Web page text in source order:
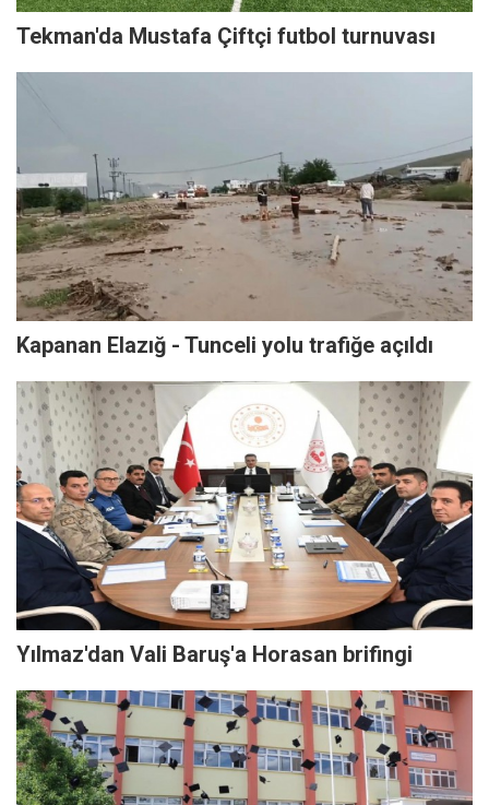
Tekman'da Mustafa Çiftçi futbol turnuvası
Kapanan Elazığ - Tunceli yolu trafiğe açıldı
Yılmaz'dan Vali Baruş'a Horasan brifingi